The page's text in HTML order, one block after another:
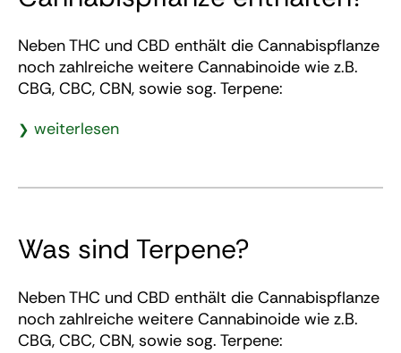
Neben THC und CBD enthält die Cannabispflanze
noch zahlreiche weitere Cannabinoide wie z.B.
CBG, CBC, CBN, sowie sog. Terpene:
weiterlesen
Was sind Terpene?
Neben THC und CBD enthält die Cannabispflanze
noch zahlreiche weitere Cannabinoide wie z.B.
CBG, CBC, CBN, sowie sog. Terpene: